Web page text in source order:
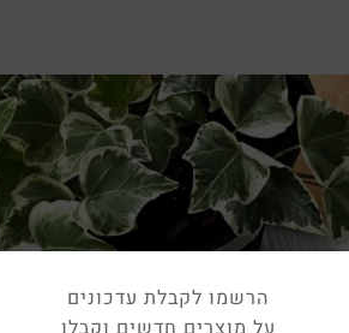
הרשמו לקבלת עדכונים